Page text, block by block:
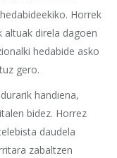
Horrek
altuak direla dagoen
hedabide asko
gero.
handiena,
bidez. Horrez
daudela
zabaltzen